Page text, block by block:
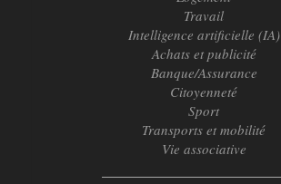
Travail
Intelligence artificielle (IA)
Achats et publicité
Banque/Assurance
Citoyenneté
Sport
Transports et mobilité
Vie associative